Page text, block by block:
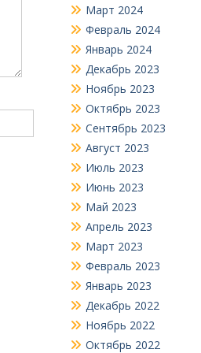
Март 2024
Февраль 2024
Январь 2024
Декабрь 2023
Ноябрь 2023
Октябрь 2023
Сентябрь 2023
Август 2023
Июль 2023
Июнь 2023
Май 2023
Апрель 2023
Март 2023
Февраль 2023
Январь 2023
Декабрь 2022
Ноябрь 2022
Октябрь 2022